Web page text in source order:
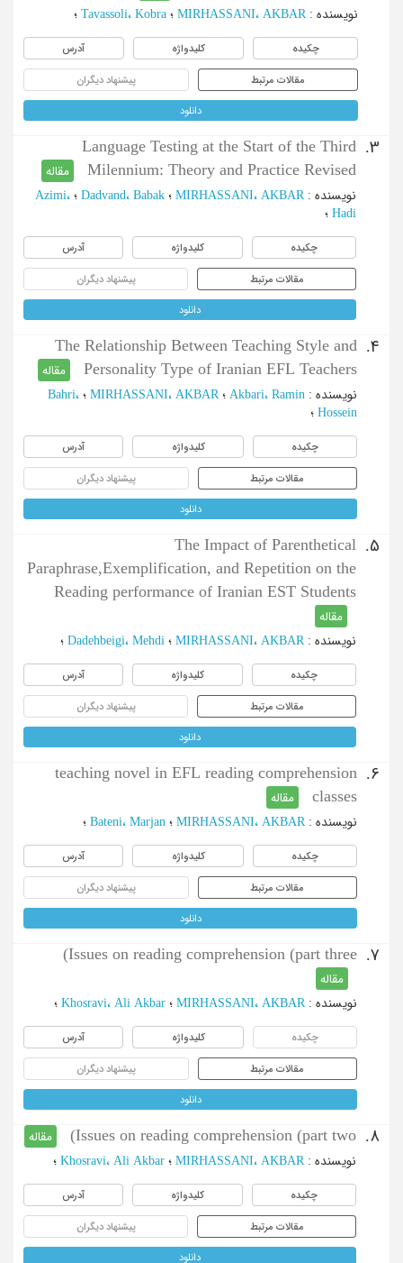
نویسنده :MIRHASSANI، AKBAR ؛ Tavassoli، Kobra ؛
چکیده کلیدواژه آدرس
مقالات مرتبط پیشنهاد دیگران
دانلود
3.
Language Testing at the Start of the Third
Milennium: Theory and Practice Revised
مقاله
نویسنده :MIRHASSANI، AKBAR ؛ Dadvand، Babak ؛ Azimi،
Hadi ؛
چکیده کلیدواژه آدرس
مقالات مرتبط پیشنهاد دیگران
دانلود
4.
The Relationship Between Teaching Style and
Personality Type of Iranian EFL Teachers
مقاله
نویسنده : Akbari، Ramin ؛MIRHASSANI، AKBAR ؛ Bahri،
Hossein ؛
چکیده کلیدواژه آدرس
مقالات مرتبط پیشنهاد دیگران
دانلود
5.
The Impact of Parenthetical
Paraphrase,Exemplification, and Repetition on the
Reading performance of Iranian EST Students
مقاله
نویسنده :MIRHASSANI، AKBAR ؛ Dadehbeigi، Mehdi ؛
چکیده کلیدواژه آدرس
مقالات مرتبط پیشنهاد دیگران
دانلود
6.
teaching novel in EFL reading comprehension
classes
مقاله
نویسنده :MIRHASSANI، AKBAR ؛ Bateni، Marjan ؛
چکیده کلیدواژه آدرس
مقالات مرتبط پیشنهاد دیگران
دانلود
7.
Issues on reading comprehension (part three)
مقاله
نویسنده :MIRHASSANI، AKBAR ؛ Khosravi، Ali Akbar ؛
چکیده کلیدواژه آدرس
مقالات مرتبط پیشنهاد دیگران
دانلود
8.
Issues on reading comprehension (part two)
مقاله
نویسنده :MIRHASSANI، AKBAR ؛ Khosravi، Ali Akbar ؛
چکیده کلیدواژه آدرس
مقالات مرتبط پیشنهاد دیگران
دانلود